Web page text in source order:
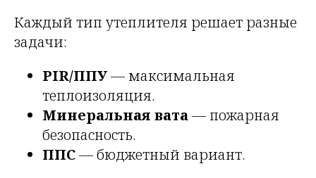
Каждый тип утеплителя решает разные
задачи:
PIR/ППУ— максимальная
теплоизоляция.
Минеральная вата— пожарная
безопасность.
ППС— бюджетный вариант.